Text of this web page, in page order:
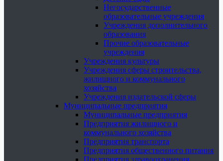
Негосударственные
образовательные учреждения
Учреждения дополнительного
образования
Прочие образовательные
учреждения
Учреждения культуры
Учреждения сферы строительства,
жилищного и коммунального
хозяйства
Учреждения издательской сферы
Муниципальные предприятия
Муниципальные предприятия
Предприятия жилищного и
коммунального хозяйства
Предприятия транспорта
Предприятия общественного питания
Предприятия здравоохранения